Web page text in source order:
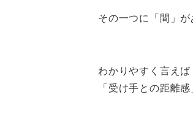
その一つに「間」が
わかりやすく言えば
「受け手との距離感